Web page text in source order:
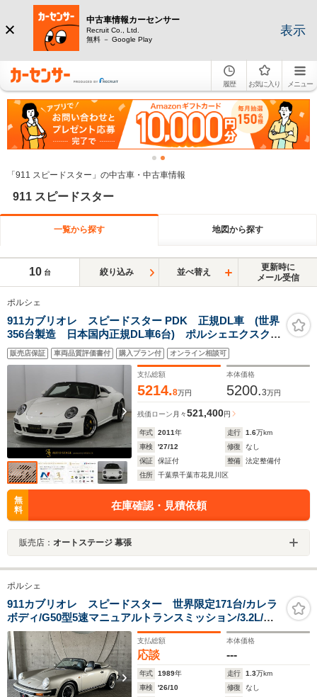
中古車情報カーセンサー
Recruit Co., Ltd.
無料 － Google Play
表示
履歴 お気に入り メニュー
「911 スピードスター」の中古車・中古車情報
911 スピードスター
一覧から探す 地図から探す
10 台 絞り込み 並べ替え
更新時に
メール受信
ポルシェ
911カブリオレ スピードスター PDK 正規DL車 (世界
356台製造 日本国内正規DL車6台) ポルシェエクスクル
ーシブ ダブルルーフカバー チョップドフロントウィ
ンドー(-6センチ) PCCB PASM LSD フックス社製
販売店保証 車両品質評価書付 購入プラン付 オンライン相談可
支払総額
5214.8万円
本体価格
5200.3万円
残価ローン 月々521,400円
年式 2011年 走行 1.6万km
車検
'27/12 修復
なし
保証
保証付 整備
法定整備付
住所
千葉県千葉市花見川区
無
料
在庫確認・見積依頼
販売店： オートステージ 幕張
ポルシェ
911カブリオレ スピードスター 世界限定171台/カレラ
ボディ/G50型5速マニュアルトランスミッション/3.2L/空
冷フラット6/LHD/記録簿・取扱説明書・付属品有り
支払総額
応談
本体価格
---
年式 1989年 走行 1.3万km
車検
'26/10 修復
なし